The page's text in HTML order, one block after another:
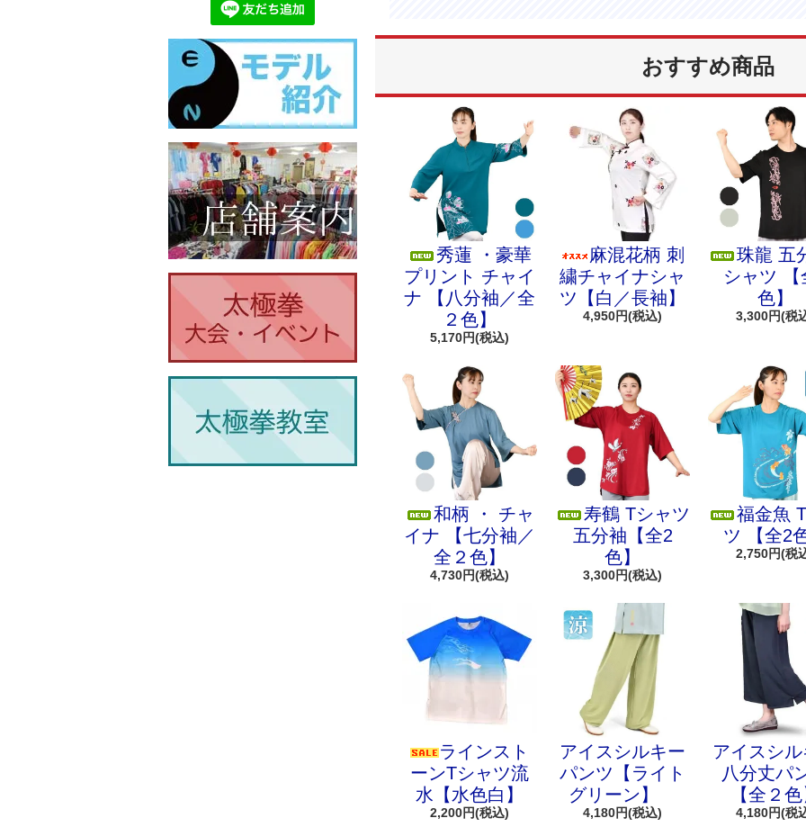
おすすめ商品
秀蓮 ・豪華
プリント チャイ
ナ 【八分袖／全
２色】
5,170円(税込)
麻混花柄 刺
繍チャイナシャ
ツ【白／長袖】
4,950円(税込)
珠龍 五
シャツ 【
色】
3,300円(税
和柄 ・ チャ
イナ 【七分袖／
全２色】
4,730円(税込)
寿鶴 Tシャツ
五分袖【全2
色】
3,300円(税込)
福金魚
ツ 【全2色
2,750円(税
ラインスト
ーンTシャツ流
水【水色白】
2,200円(税込)
アイスシルキー
パンツ【ライト
グリーン】
4,180円(税込)
アイスシ
八分丈パ
【全２色
4,180円(税